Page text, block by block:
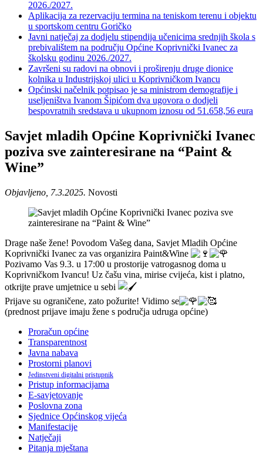
2026./2027.
Aplikacija za rezervaciju termina na teniskom terenu i objektu
u sportskom centru Goričko
Javni natječaj za dodjelu stipendija učenicima srednjih škola s
prebivalištem na području Općine Koprivnički Ivanec za
školsku godinu 2026./2027.
Završeni su radovi na obnovi i proširenju druge dionice
kolnika u Industrijskoj ulici u Koprivničkom Ivancu
Općinski načelnik potpisao je sa ministrom demografije i
useljeništva Ivanom Šipićom dva ugovora o dodjeli
bespovratnih sredstava u ukupnom iznosu od 51.658,56 eura
Savjet mladih Općine Koprivnički Ivanec
poziva sve zainteresirane na “Paint &
Wine”
Objavljeno, 7.3.2025. Novosti
Drage naše žene! Povodom Vašeg dana, Savjet Mladih Općine
Koprivnički Ivanec za vas organizira Paint&Wine
Pozivamo Vas 9.3. u 17:00 u prostorije vatrogasnog doma u
Koprivničkom Ivancu! Uz čašu vina, mirise cvijeća, kist i platno,
otkrijte prave umjetnice u sebi
Prijave su ograničene, zato požurite! Vidimo se
(prednost prijave imaju žene s područja udruga općine)
Proračun općine
Transparentnost
Javna nabava
Prostorni planovi
Jedinstveni digitalni pristupnik
Pristup informacijama
E-savjetovanje
Poslovna zona
Sjednice Općinskog vijeća
Manifestacije
Natječaji
Pitanja mještana